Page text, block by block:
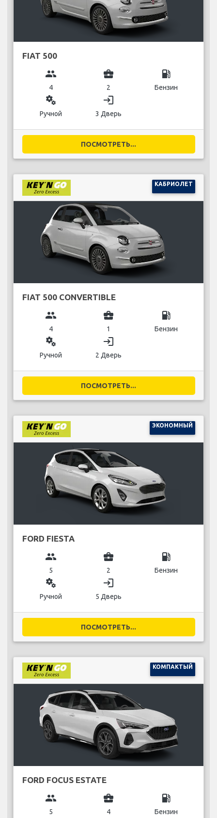
FIAT 500
group
4
business_center
2
local_gas_station
Бензин
miscellaneous_services
Ручной
login
3 Дверь
ПОСМОТРЕТЬ...
КАБРИОЛЕТ
FIAT 500 CONVERTIBLE
group
4
business_center
1
local_gas_station
Бензин
miscellaneous_services
Ручной
login
2 Дверь
ПОСМОТРЕТЬ...
ЭКОНОМНЫЙ
FORD FIESTA
group
5
business_center
2
local_gas_station
Бензин
miscellaneous_services
Ручной
login
5 Дверь
ПОСМОТРЕТЬ...
КОМПАКТЫЙ
FORD FOCUS ESTATE
group
5
business_center
4
local_gas_station
Бензин